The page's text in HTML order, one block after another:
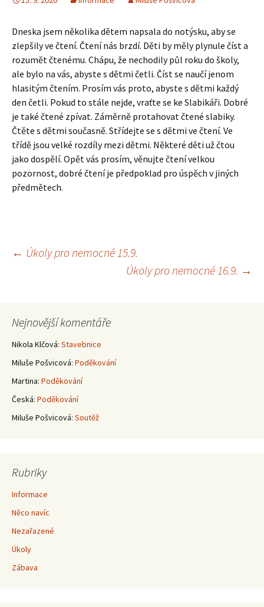
Dneska jsem několika dětem napsala do notýsku, aby se
zlepšily ve čtení. Čtení nás brzdí. Děti by měly plynule číst a
rozumět čtenému. Chápu, že nechodily půl roku do školy,
ale bylo na vás, abyste s dětmi četli. Číst se naučí jenom
hlasitým čtením. Prosím vás proto, abyste s dětmi každý
den četli. Pokud to stále nejde, vraťte se ke Slabikáři. Dobré
je také čtené zpívat. Záměrně protahovat čtené slabiky.
Čtěte s dětmi současně. Střídejte se s dětmi ve čtení. Ve
třídě jsou velké rozdíly mezi dětmi. Některé děti už čtou
jako dospělí. Opět vás prosím, věnujte čtení velkou
pozornost, dobré čtení je předpoklad pro úspěch v jiných
předmětech.
Navigace
příspěvky
← Úkoly pro nemocné 15.9.
Úkoly pro nemocné 16.9. →
Nejnovější komentáře
Nikola Klčová: Stavebnice
Miluše Pošvicová: Poděkování
Martina: Poděkování
Česká: Poděkování
Miluše Pošvicová: Soutěž
Rubriky
Informace
Něco navíc
Nezařazené
Úkoly
Zábava